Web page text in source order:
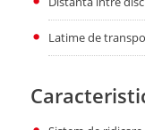
Latime de